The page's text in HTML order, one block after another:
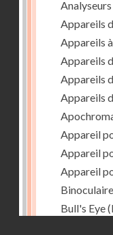
Analyseurs
Appareils
Appareils
Appareils
Appareils
Appareils
Appareil
Appareil
Appareil
Bull's Eye
(p.27)